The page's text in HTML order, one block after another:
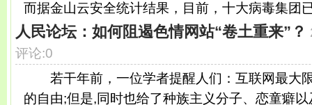
而据金山云安全统计结果，目前，十大病毒集团
人民论坛：如何阻遏色情网站“卷土重来”？
评论:0
若干年前，一位学者提醒人们：互联网最大
的自由;但是,同时也给了种族主义分子、恋童癖